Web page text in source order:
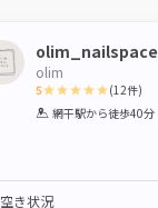
olim_nailspace
olim
5
1 2 3 4 5
(12件)
網干駅から徒歩40分
空き状況